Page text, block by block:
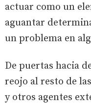
actuar como un
aguantar
un problema en
De puertas hacia
reojo al resto de
y otros agentes